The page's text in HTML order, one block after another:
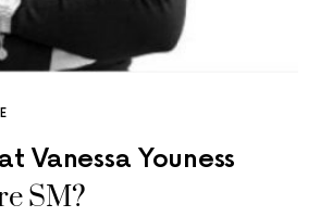
Vanessa Youness
SM?